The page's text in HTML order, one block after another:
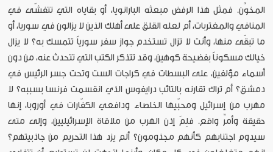
المخوَّن. فمثل هذا الرفض مبعثه البارانويا، أو بقاياه التي تتفشّى في
المنافي والمغتربات، أم لعله القلق على أهلك الذين لا يزالون في سوريا، أو
ما تبقّى منها، وأنت لا تزال تستخدم جواز سفر سورياً تتمسك به؟ لا يزال
خيالك مسكوناً بفضيحة كوهين، وقد تتذكر الكتب التي تتحدث عنه، من دون
أسماء مؤلفين، على البسطات في كراجات الست وتحت جسر الرئيس في
دمشق؟ أم تراك تقارنه بالتائب درايفوس الذي انقسمت فرنسا بسببه؟ لا
مهرب من إسرائيل ومحبّيها الخلصاء ودافعي الكفّارات في أوروبا، إنها
حقيقة وأمرٌ واقع. فلِمَ إذن الهرب من ملاقاة الإسرائيليين، وإلى متى
سيدوم اجتنابهم كأنهم مجذومون؟ ألم يزد هذا التحريم من جاذبيتهم؟